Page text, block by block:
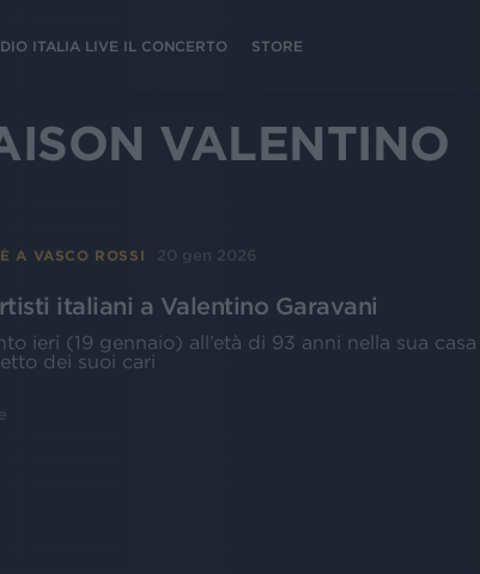
ITALIA LIVE IL CONCERTO STORE
VALENTINO
A VASCO ROSSI 20 gen 2026
italiani a Valentino Garavani
ieri (19 gennaio) all’età di 93 anni nella sua
dei suoi cari